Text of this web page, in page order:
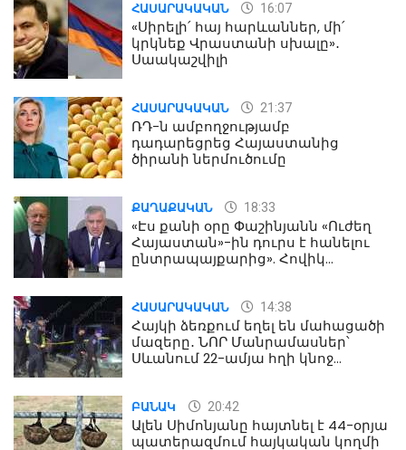
ՀԱՍԱՐԱԿԱԿԱՆ 16:07
«Սիրելի՛ հայ հարևաններ, մի՛
կրկնեք Վրաստանի սխալը»․
Սաակաշվիլի
ՀԱՍԱՐԱԿԱԿԱՆ 21:37
ՌԴ-ն ամբողջությամբ
դադարեցրեց Հայաստանից
ծիրանի ներմուծումը
ՔԱՂԱՔԱԿԱՆ 18:33
«Էս քանի օրը Փաշինյանն «Ուժեղ
Հայաստան»-ին դուրս է հանելու
ընտրապայքարից». Հովիկ
ՀԱՍԱՐԱԿԱԿԱՆ 14:38
Հայկի ձեռքում եղել են մահացածի
մազերը․ ՆՈՐ Մանրամասներ՝
Սևանում 22-ամյա հղի կնոջ
ԲԱՆԱԿ 20:42
Ալեն Սիմոնյանը հայտնել է 44-օրյա
պատերազմում հայկական կողմի